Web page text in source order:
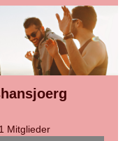
Mitglieder